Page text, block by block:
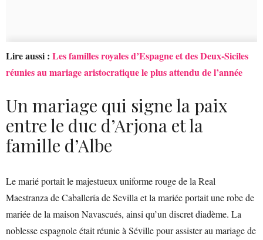
Lire aussi : Les familles royales d’Espagne et des Deux-Siciles
réunies au mariage aristocratique le plus attendu de l’année
Un mariage qui signe la paix
entre le duc d’Arjona et la
famille d’Albe
Le marié portait le majestueux uniforme rouge de la Real
Maestranza de Caballería de Sevilla et la mariée portait une robe de
mariée de la maison Navascués, ainsi qu’un discret diadème. La
noblesse espagnole était réunie à Séville pour assister au mariage de